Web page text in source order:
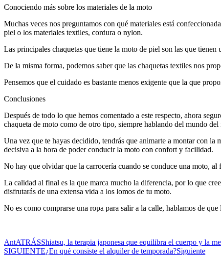
Conociendo más sobre los materiales de la moto
Muchas veces nos preguntamos con qué materiales está
piel o los materiales textiles, cordura o nylon.
Las principales chaquetas que tiene la moto de piel son las que
De la misma forma, podemos saber que las chaquetas textiles nos
Pensemos que el cuidado es bastante menos exigente que la que
Conclusiones
Después de todo lo que hemos comentado a este respecto, ahora
chaqueta de moto como de otro tipo, siempre hablando del mundo
Una vez que te hayas decidido, tendrás que animarte a montar con
decisiva a la hora de poder conducir la moto con confort y facilidad.
No hay que olvidar que la carrocería cuando se conduce una moto,
La calidad al final es la que marca mucho la diferencia, por lo que
disfrutarás de una extensa vida a los lomos de tu moto.
No es como comprarse una ropa para salir a la calle, hablamos de
AntATRÁSShiatsu, la terapia japonesa que equilibra el cuerpo y la
SIGUIENTE¿En qué consiste el alquiler de temporada?Siguiente